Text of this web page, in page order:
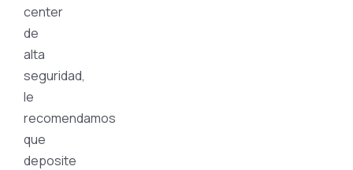
center
de
alta
seguridad,
le
recomendamos
que
deposite